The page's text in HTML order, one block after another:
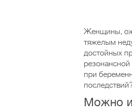
Женщины,
тяжелым
достойных
при
Можно